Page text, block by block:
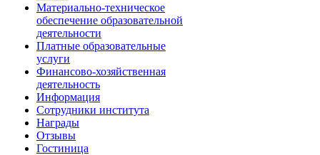
Материально-техническое
обеспечение образовательной
деятельности
Платные образовательные
услуги
Финансово-хозяйственная
деятельность
Информация
Сотрудники института
Награды
Отзывы
Гостиница